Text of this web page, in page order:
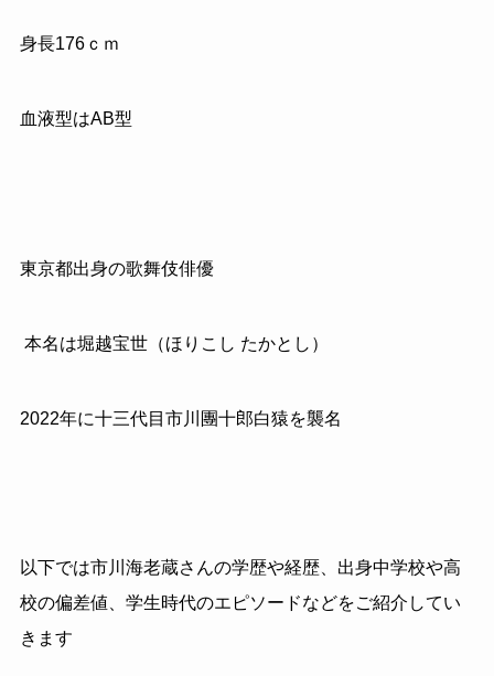
身長176ｃｍ
血液型はAB型
東京都出身の歌舞伎俳優
本名は堀越宝世（ほりこし たかとし）
2022年に十三代目市川團十郎白猿を襲名
以下では市川海老蔵さんの学歴や経歴、出身中学校や高
校の偏差値、学生時代のエピソードなどをご紹介してい
きます